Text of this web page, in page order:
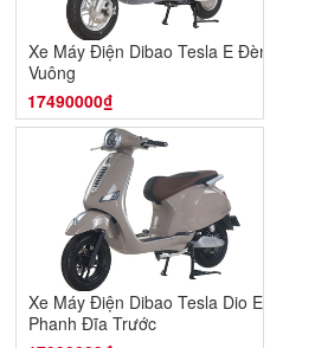
Xe Máy Điện Dibao Tesla E Đèn
Vuông
17490000₫
Xe Máy Điện Dibao Tesla Dio E -
Phanh Đĩa Trước